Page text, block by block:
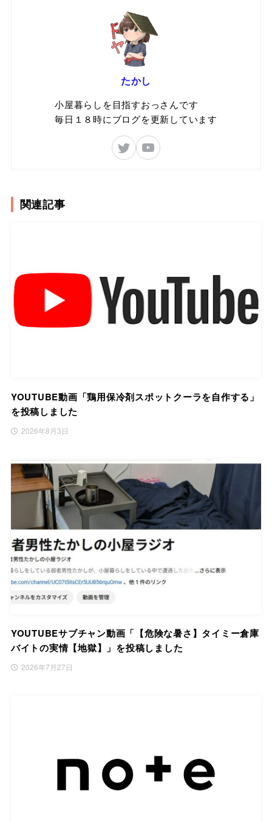
たかし
小屋暮らしを目指すおっさんです
毎日１８時にブログを更新しています
関連記事
YOUTUBE動画「鶏用保冷剤スポットクーラを自作する」
を投稿しました
2026年8月3日
YOUTUBEサブチャン動画「【危険な暑さ】タイミー倉庫
バイトの実情【地獄】」を投稿しました
2026年7月27日